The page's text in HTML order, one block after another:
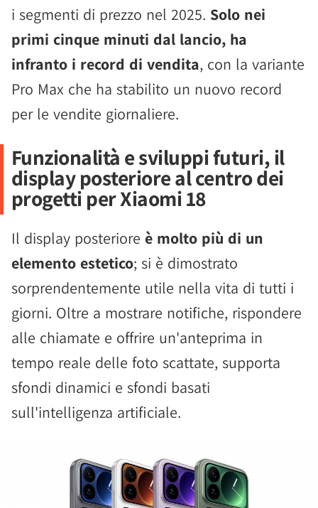
i segmenti di prezzo nel 2025. Solo nei
primi cinque minuti dal lancio, ha
infranto i record di vendita, con la variante
Pro Max che ha stabilito un nuovo record
per le vendite giornaliere.
Funzionalità e sviluppi futuri, il
display posteriore al centro dei
progetti per Xiaomi 18
Il display posteriore è molto più di un
elemento estetico; si è dimostrato
sorprendentemente utile nella vita di tutti i
giorni. Oltre a mostrare notifiche, rispondere
alle chiamate e offrire un'anteprima in
tempo reale delle foto scattate, supporta
sfondi dinamici e sfondi basati
sull'intelligenza artificiale.